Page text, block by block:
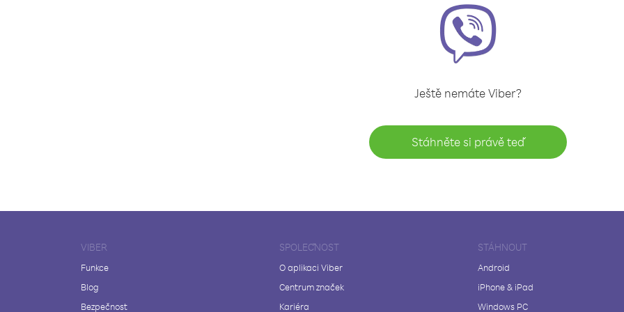
Ještě nemáte Viber?
Stáhněte si právě teď
VIBER
Funkce
Blog
Bezpečnost
SPOLEČNOST
O aplikaci Viber
Centrum značek
Kariéra
STÁHNOUT
Android
iPhone & iPad
Windows PC